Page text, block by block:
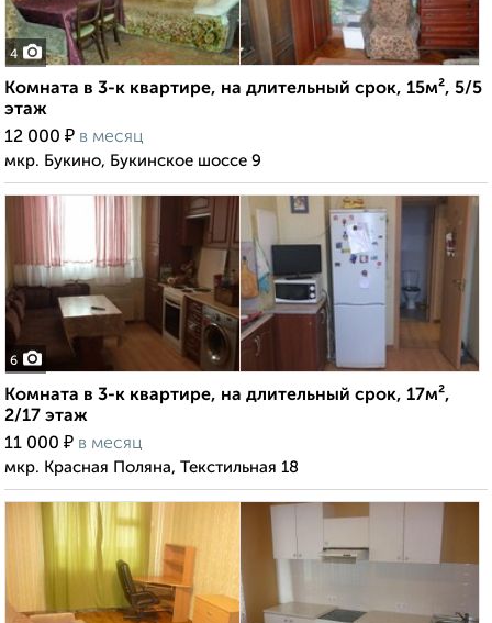
4
Комната в 3-к квартире, на длительный срок, 15м², 5/5
этаж
12 000 ₽ в месяц
мкр. Букино, Букинское шоссе 9
6
Комната в 3-к квартире, на длительный срок, 17м²,
2/17 этаж
11 000 ₽ в месяц
мкр. Красная Поляна, Текстильная 18